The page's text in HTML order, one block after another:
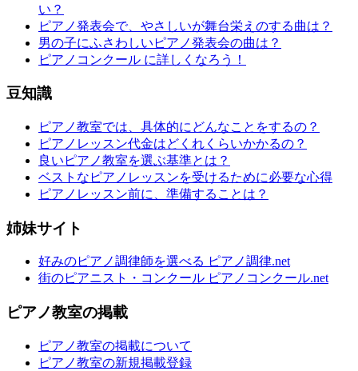
い？
ピアノ発表会で、やさしいが舞台栄えのする曲は？
男の子にふさわしいピアノ発表会の曲は？
ピアノコンクール に詳しくなろう！
豆知識
ピアノ教室では、具体的にどんなことをするの？
ピアノレッスン代金はどくれくらいかかるの？
良いピアノ教室を選ぶ基準とは？
ベストなピアノレッスンを受けるために必要な心得
ピアノレッスン前に、準備することは？
姉妹サイト
好みのピアノ調律師を選べる ピアノ調律.net
街のピアニスト・コンクール ピアノコンクール.net
ピアノ教室の掲載
ピアノ教室の掲載について
ピアノ教室の新規掲載登録